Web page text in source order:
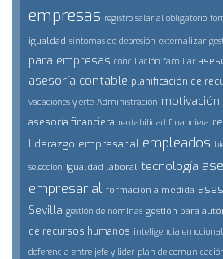
empresas registro salarial obligatorio
igualdad síntomas de depresión externalizar
para empresas conciliación familiar
asesoría contable planificación de
vacaciones y erte Administración motivación
asesoría financiera rentabilidad financiera
liderazgo empresarial empleados
seleccion igualdad laboral tecnología
empresarial formación a medida
Sevilla gestión de nóminas gestión para
de recursos humanos inteligencia emocional
doferencia entre jefe y lider plan de